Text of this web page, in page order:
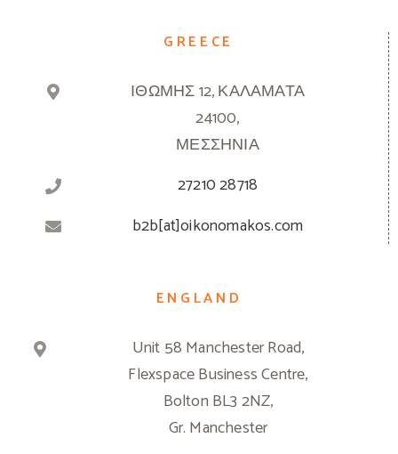
GREECE
ΙΘΩΜΗΣ 12, ΚΑΛΑΜΑΤΑ
24100,
ΜΕΣΣΗΝΙΑ
27210 28718
b2b[at]oikonomakos.com
ENGLAND
Unit 58 Manchester Road,
Flexspace Business Centre,
Bolton BL3 2NZ,
Gr. Manchester